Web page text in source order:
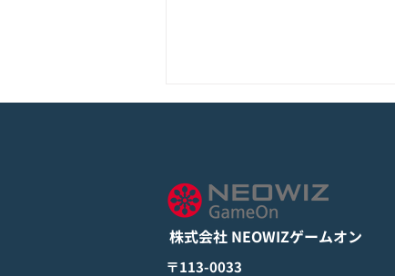
けて正式リリース！
詳しくは下記PDFをご確認くださ
い。 【ゲームオン プレスリリ
ース】 モバイル新作『ぼのぼの
なにしてる？』 Google Play
StoreとApp Storeから全世界に
株式会社 NEOWIZゲームオン
​〒113-0033